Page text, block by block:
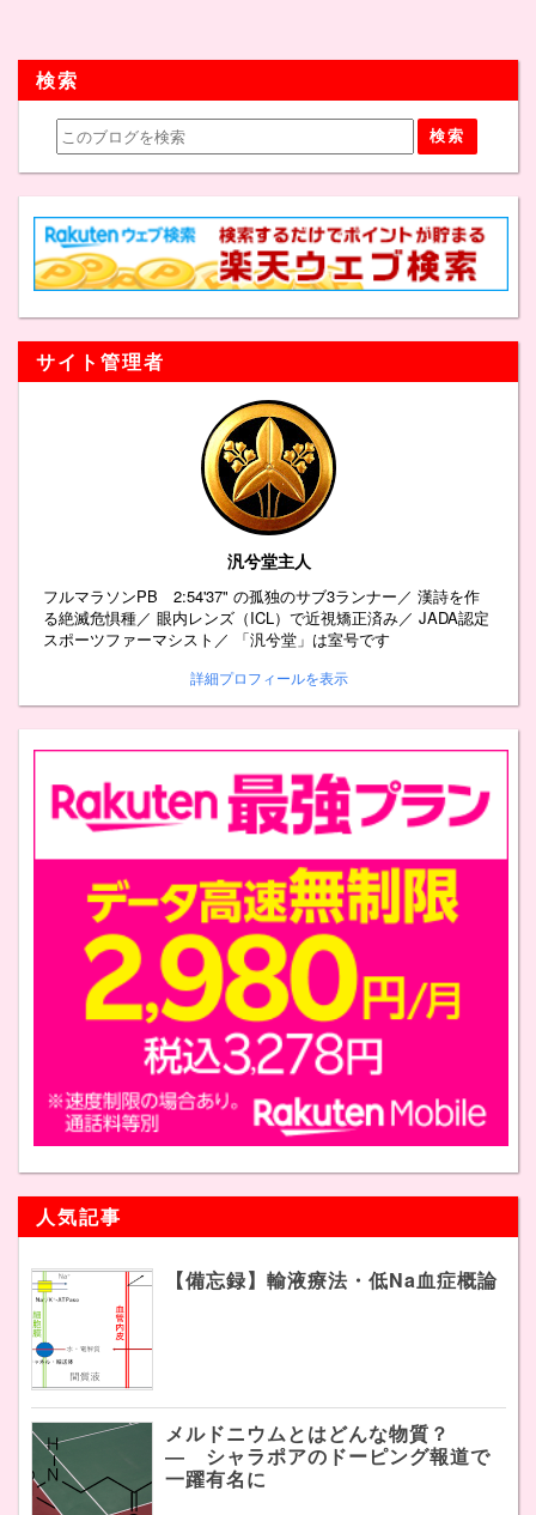
検索
サイト管理者
汎兮堂主人
フルマラソンPB 2:54'37" の孤独のサブ3ランナー／ 漢詩を作
る絶滅危惧種／ 眼内レンズ（ICL）で近視矯正済み／ JADA認定
スポーツファーマシスト／ 「汎兮堂」は室号です
詳細プロフィールを表示
人気記事
【備忘録】輸液療法・低Na血症概論
メルドニウムとはどんな物質？
― シャラポアのドーピング報道で
一躍有名に